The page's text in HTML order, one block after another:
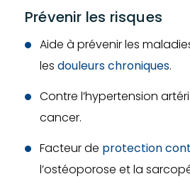
Prévenir les risques
Aide à prévenir les
lesdouleurs chroniques.
Contre l’hypertension
cancer.
Facteur de protection
l’ostéoporose et la